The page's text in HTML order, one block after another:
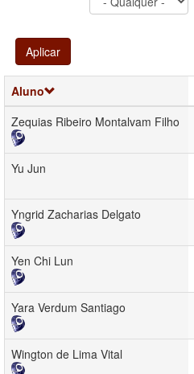
Aplicar
Aluno
Zequias Ribeiro Montalvam Filho
Yu Jun
Yngrid Zacharias Delgato
Yen Chi Lun
Yara Verdum Santiago
Wington de Lima Vital